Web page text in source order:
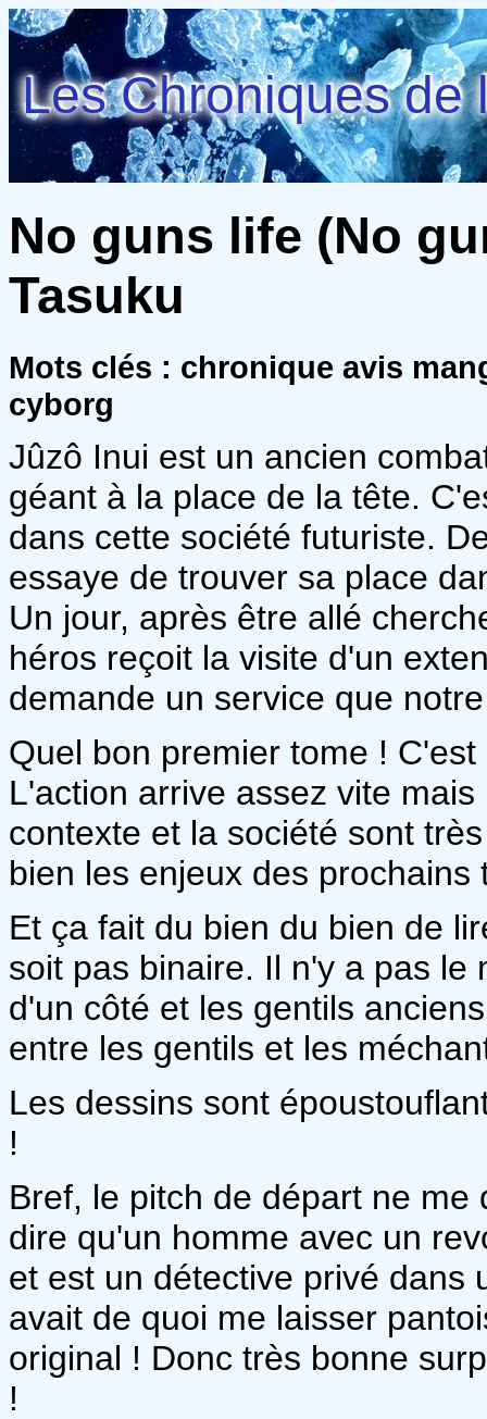
Les Chroniques de
No guns life (No
Tasuku
Mots clés : chronique avis
cyborg
Jûzô Inui est un ancien
géant à la place de la tête.
dans cette société futuriste.
essaye de trouver sa place
Un jour, après être allé
héros reçoit la visite d'un
demande un service que
Quel bon premier tome !
L'action arrive assez vite
contexte et la société sont
bien les enjeux des prochains
Et ça fait du bien du bien de
soit pas binaire. Il n'y a pas le
d'un côté et les gentils
entre les gentils et les
Les dessins sont
!
Bref, le pitch de départ ne
dire qu'un homme avec un
et est un détective privé dans
avait de quoi me laisser
original ! Donc très bonne
!